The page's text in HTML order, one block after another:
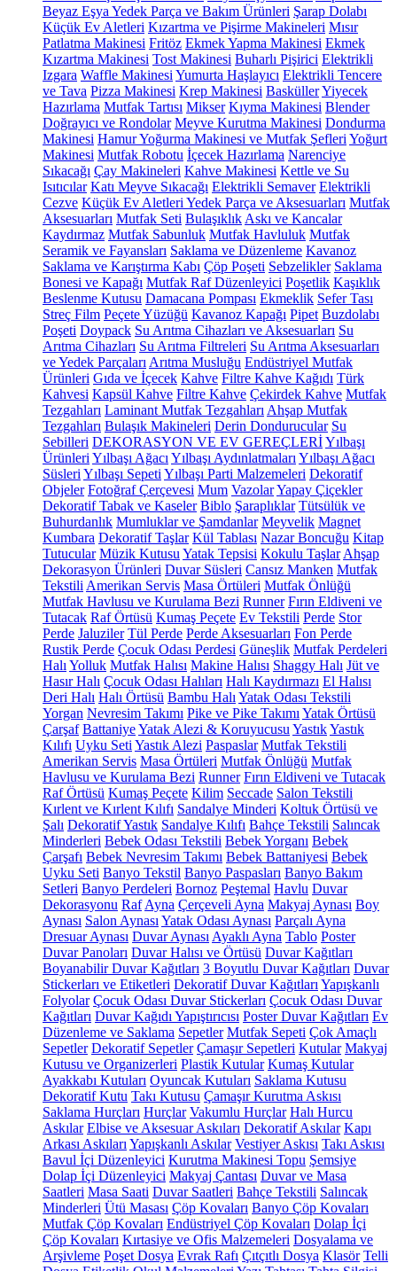
Beyaz Eşya Yedek Parça ve Bakım Ürünleri Şarap Dolabı
Küçük Ev Aletleri Kızartma ve Pişirme Makineleri Mısır
Patlatma Makinesi Fritöz Ekmek Yapma Makinesi Ekmek
Kızartma Makinesi Tost Makinesi Buharlı Pişirici Elektrikli
Izgara Waffle Makinesi Yumurta Haşlayıcı Elektrikli Tencere
ve Tava Pizza Makinesi Krep Makinesi BasküllerYiyecek
Hazırlama Mutfak Tartısı Mikser Kıyma Makinesi Blender
Doğrayıcı ve Rondolar Meyve Kurutma Makinesi Dondurma
Makinesi Hamur Yoğurma Makinesi ve Mutfak Şefleri Yoğurt
Makinesi Mutfak Robotu İçecek Hazırlama Narenciye
Sıkacağı Çay Makineleri Kahve Makinesi Kettle ve Su
Isıtıcılar Katı Meyve Sıkacağı Elektrikli Semaver Elektrikli
Cezve Küçük Ev Aletleri Yedek Parça ve Aksesuarları Mutfak
Aksesuarları Mutfak Seti Bulaşıklık Askı ve Kancalar
Kaydırmaz Mutfak Sabunluk Mutfak Havluluk Mutfak
Seramik ve Fayansları Saklama ve Düzenleme Kavanoz
Saklama ve Karıştırma Kabı Çöp Poşeti Sebzelikler Saklama
Bonesi ve Kapağı Mutfak Raf Düzenleyici Poşetlik Kaşıklık
Beslenme Kutusu Damacana Pompası Ekmeklik Sefer Tası
Streç Film Peçete Yüzüğü Kavanoz Kapağı Pipet Buzdolabı
Poşeti Doypack Su Arıtma Cihazları ve Aksesuarları Su
Arıtma Cihazları Su Arıtma Filtreleri Su Arıtma Aksesuarları
ve Yedek Parçaları Arıtma Musluğu Endüstriyel Mutfak
Ürünleri Gıda ve İçecek Kahve Filtre Kahve Kağıdı Türk
Kahvesi Kapsül Kahve Filtre Kahve Çekirdek Kahve Mutfak
Tezgahları Laminant Mutfak Tezgahları Ahşap Mutfak
Tezgahları Bulaşık Makineleri Derin Dondurucular Su
Sebilleri DEKORASYON VE EV GEREÇLERİYılbaşı
Ürünleri Yılbaşı Ağacı Yılbaşı Aydınlatmaları Yılbaşı Ağacı
Süsleri Yılbaşı Sepeti Yılbaşı Parti Malzemeleri Dekoratif
Objeler Fotoğraf Çerçevesi Mum VazolarYapay Çiçekler
Dekoratif Tabak ve Kaseler Biblo Şaraplıklar Tütsülük ve
Buhurdanlık Mumluklar ve Şamdanlar Meyvelik Magnet
Kumbara Dekoratif Taşlar Kül Tablası Nazar Boncuğu Kitap
Tutucular Müzik Kutusu Yatak Tepsisi Kokulu Taşlar Ahşap
Dekorasyon Ürünleri Duvar Süsleri Cansız Manken Mutfak
Tekstili Amerikan Servis Masa Örtüleri Mutfak Önlüğü
Mutfak Havlusu ve Kurulama Bezi Runner Fırın Eldiveni ve
Tutacak Raf Örtüsü Kumaş Peçete Ev Tekstili Perde Stor
Perde Jaluziler Tül Perde Perde Aksesuarları Fon Perde
Rustik Perde Çocuk Odası Perdesi Güneşlik Mutfak Perdeleri
Halı Yolluk Mutfak Halısı Makine Halısı Shaggy Halı Jüt ve
Hasır Halı Çocuk Odası Halıları Halı Kaydırmazı El Halısı
Deri Halı Halı Örtüsü Bambu Halı Yatak Odası Tekstili
Yorgan Nevresim Takımı Pike ve Pike Takımı Yatak Örtüsü
Çarşaf BattaniyeYatak Alezi & Koruyucusu YastıkYastık
Kılıfı Uyku Seti Yastık Alezi Paspaslar Mutfak Tekstili
Amerikan Servis Masa Örtüleri Mutfak Önlüğü Mutfak
Havlusu ve Kurulama Bezi Runner Fırın Eldiveni ve Tutacak
Raf Örtüsü Kumaş Peçete Kilim Seccade Salon Tekstili
Kırlent ve Kırlent Kılıfı Sandalye Minderi Koltuk Örtüsü ve
Şalı Dekoratif Yastık Sandalye Kılıfı Bahçe Tekstili Salıncak
Minderleri Bebek Odası Tekstili Bebek Yorganı Bebek
Çarşafı Bebek Nevresim Takımı Bebek Battaniyesi Bebek
Uyku Seti Banyo Tekstil Banyo Paspasları Banyo Bakım
Setleri Banyo Perdeleri Bornoz Peştemal Havlu Duvar
Dekorasyonu Raf Ayna Çerçeveli Ayna Makyaj Aynası Boy
Aynası Salon Aynası Yatak Odası Aynası Parçalı Ayna
Dresuar Aynası Duvar Aynası Ayaklı Ayna Tablo Poster
Duvar Panoları Duvar Halısı ve Örtüsü Duvar Kağıtları
Boyanabilir Duvar Kağıtları 3 Boyutlu Duvar Kağıtları Duvar
Stickerları ve Etiketleri Dekoratif Duvar Kağıtları Yapışkanlı
Folyolar Çocuk Odası Duvar Stickerları Çocuk Odası Duvar
Kağıtları Duvar Kağıdı Yapıştırıcısı Poster Duvar Kağıtları Ev
Düzenleme ve Saklama Sepetler Mutfak Sepeti Çok Amaçlı
Sepetler Dekoratif Sepetler Çamaşır Sepetleri Kutular Makyaj
Kutusu ve Organizerleri Plastik Kutular Kumaş Kutular
Ayakkabı Kutuları Oyuncak Kutuları Saklama Kutusu
Dekoratif Kutu Takı Kutusu Çamaşır Kurutma Askısı
Saklama Hurçları Hurçlar Vakumlu Hurçlar Halı Hurcu
Askılar Elbise ve Aksesuar Askıları Dekoratif Askılar Kapı
Arkası Askıları Yapışkanlı Askılar Vestiyer Askısı Takı Askısı
Bavul İçi Düzenleyici Kurutma Makinesi Topu Şemsiye
Dolap İçi Düzenleyici Makyaj Çantası Duvar ve Masa
Saatleri Masa Saati Duvar Saatleri Bahçe Tekstili Salıncak
Minderleri Ütü Masası Çöp Kovaları Banyo Çöp Kovaları
Mutfak Çöp Kovaları Endüstriyel Çöp Kovaları Dolap İçi
Çöp Kovaları Kırtasiye ve Ofis Malzemeleri Dosyalama ve
Arşivleme Poşet Dosya Evrak Rafı Çıtçıtlı Dosya Klasör Telli